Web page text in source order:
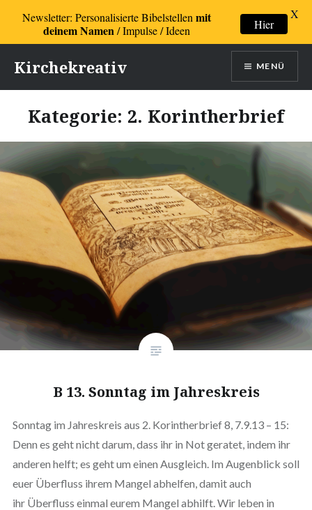
zum
Inhalt
Kirchekreativ MENÜ
Kategorie: 2. Korintherbrief
B 13. Sonntag im Jahreskreis
Sonntag im Jahreskreis aus 2. Korintherbrief 8, 7.9.13 – 15:
Denn es geht nicht darum, dass ihr in Not geratet, indem ihr
anderen helft; es geht um einen Ausgleich. Im Augenblick soll
euer Überfluss ihrem Mangel abhelfen, damit auch
ihr Überfluss einmal eurem Mangel abhilft. Wir leben in
Newsletter: Personalisierte Bibelstellen mit
deinem Namen/ Impulse / Ideen Hier
X